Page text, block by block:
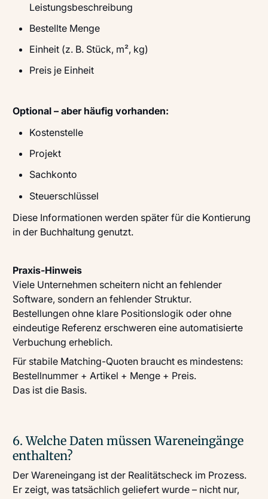
Leistungsbeschreibung
Bestellte Menge
Einheit (z. B. Stück, m², kg)
Preis je Einheit
Optional – aber häufig vorhanden:
Kostenstelle
Projekt
Sachkonto
Steuerschlüssel
Diese Informationen werden später für die Kontierung
in der Buchhaltung genutzt.
Praxis-Hinweis
Viele Unternehmen scheitern nicht an fehlender
Software, sondern an fehlender Struktur.
Bestellungen ohne klare Positionslogik oder ohne
eindeutige Referenz erschweren eine automatisierte
Verbuchung erheblich.
Für stabile Matching-Quoten braucht es mindestens:
Bestellnummer + Artikel + Menge + Preis.
Das ist die Basis.
6. Welche Daten müssen Wareneingänge
enthalten?
Der Wareneingang ist der Realitätscheck im Prozess.
Er zeigt, was tatsächlich geliefert wurde – nicht nur,